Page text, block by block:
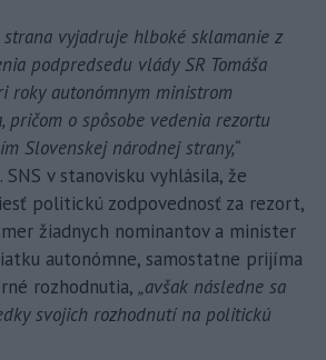
strana vyjadruje hlboké sklamanie z
podpredsedu vlády SR Tomáša
roky autonómnym ministrom
pričom o spôsobe vedenia rezortu
Slovenskej národnej strany,“
SNS v stanovisku vyhlásila, že
politickú zodpovednosť za rezort,
žiadnych nominantov a minister
autonómne, samostatne prijíma
rozhodnutia, „avšak následne sa
svojich rozhodnutí na politickú